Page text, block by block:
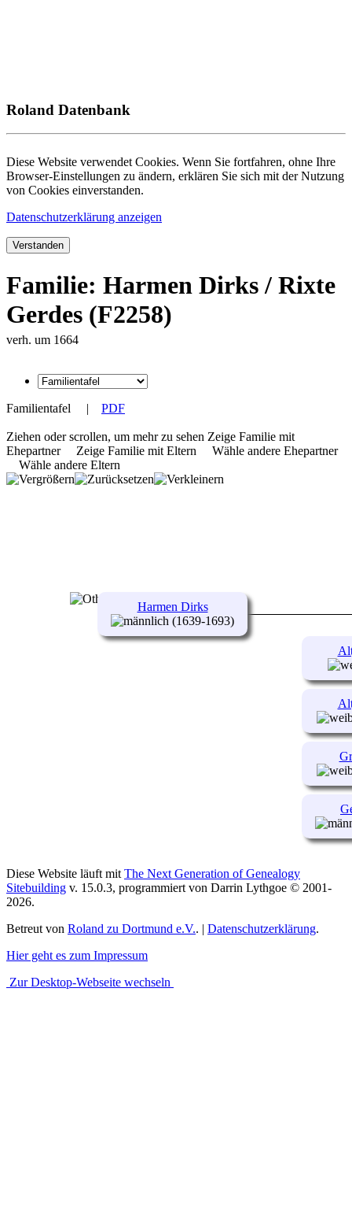
Roland Datenbank
Diese Website verwendet Cookies. Wenn Sie fortfahren, ohne Ihre
Browser-Einstellungen zu ändern, erklären Sie sich mit der Nutzung
von Cookies einverstanden.
Datenschutzerklärung anzeigen
Verstanden
Familie: Harmen Dirks / Rixte
Gerdes (F2258)
verh. um 1664
Familientafel | PDF
Ziehen oder scrollen, um mehr zu sehen Zeige Familie mit
Ehepartner
Zeige Familie mit Eltern
Wähle andere Ehepartner
Wähle andere Eltern
Harmen Dirks
(1639-1693)
Diese Website läuft mit The Next Generation of Genealogy
Sitebuilding v. 15.0.3, programmiert von Darrin Lythgoe © 2001-
2026.
Betreut von Roland zu Dortmund e.V.. | Datenschutzerklärung.
Hier geht es zum Impressum
Zur Desktop-Webseite wechseln